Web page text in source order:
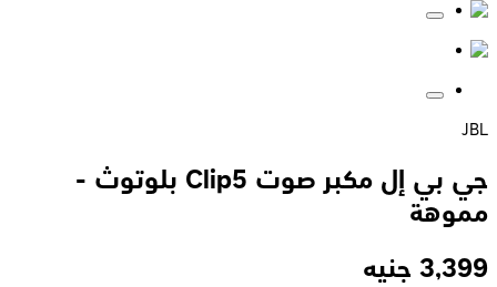
JBL
جي بي إل مكبر صوت Clip5 بلوتوث -
مموهة
3,399 جنيه